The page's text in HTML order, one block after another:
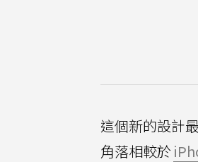
這個新的設計
角落相較於